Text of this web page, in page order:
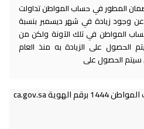
المطور في حساب المواطن تداولت
عن وجود زيادة في شهر ديسمبر بنسبة
المواطن في تلك الآونة ولكن من
الحصول على الزيادة به منذ العام
الحصول على